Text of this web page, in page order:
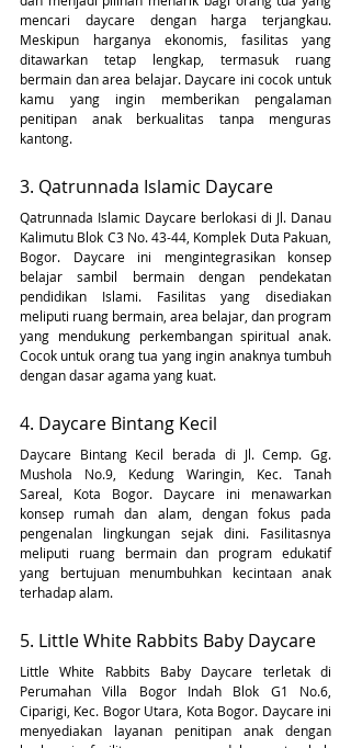
mencari daycare dengan harga terjangkau.
Meskipun harganya ekonomis, fasilitas yang
ditawarkan tetap lengkap, termasuk ruang
bermain dan area belajar. Daycare ini cocok untuk
kamu yang ingin memberikan pengalaman
penitipan anak berkualitas tanpa menguras
kantong.
3. Qatrunnada Islamic Daycare
Qatrunnada Islamic Daycare berlokasi di Jl. Danau
Kalimutu Blok C3 No. 43-44, Komplek Duta Pakuan,
Bogor. Daycare ini mengintegrasikan konsep
belajar sambil bermain dengan pendekatan
pendidikan Islami. Fasilitas yang disediakan
meliputi ruang bermain, area belajar, dan program
yang mendukung perkembangan spiritual anak.
Cocok untuk orang tua yang ingin anaknya tumbuh
dengan dasar agama yang kuat.
4. Daycare Bintang Kecil
Daycare Bintang Kecil berada di Jl. Cemp. Gg.
Mushola No.9, Kedung Waringin, Kec. Tanah
Sareal, Kota Bogor. Daycare ini menawarkan
konsep rumah dan alam, dengan fokus pada
pengenalan lingkungan sejak dini. Fasilitasnya
meliputi ruang bermain dan program edukatif
yang bertujuan menumbuhkan kecintaan anak
terhadap alam.
5. Little White Rabbits Baby Daycare
Little White Rabbits Baby Daycare terletak di
Perumahan Villa Bogor Indah Blok G1 No.6,
Ciparigi, Kec. Bogor Utara, Kota Bogor. Daycare ini
menyediakan layanan penitipan anak dengan